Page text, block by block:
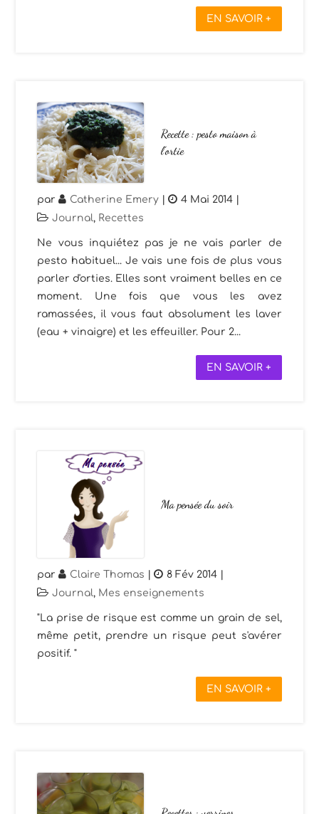
EN SAVOIR +
Recette : pesto maison à
l’ortie
par Catherine Emery | 4 Mai 2014 |
Journal, Recettes
Ne vous inquiétez pas je ne vais parler de
pesto habituel... Je vais une fois de plus vous
parler d'orties. Elles sont vraiment belles en ce
moment. Une fois que vous les avez
ramassées, il vous faut absolument les laver
(eau + vinaigre) et les effeuiller. Pour 2...
EN SAVOIR +
Ma pensée du soir
par Claire Thomas | 8 Fév 2014 |
Journal, Mes enseignements
"La prise de risque est comme un grain de sel,
même petit, prendre un risque peut s'avérer
positif. "
EN SAVOIR +